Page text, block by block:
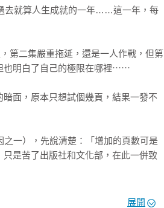
去就算人生成就的一年……這一年，每
第二集嚴重拖延，還是一人作戰，但第
也明白了自己的極限在哪裡⋯⋯
面，原本只想試個幾頁，結果一發不
一），先說清楚：「增加的頁數可是
是苦了出版社和文化部，在此一併致
展開